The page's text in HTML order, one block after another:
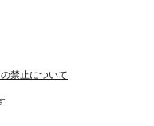
禁止について